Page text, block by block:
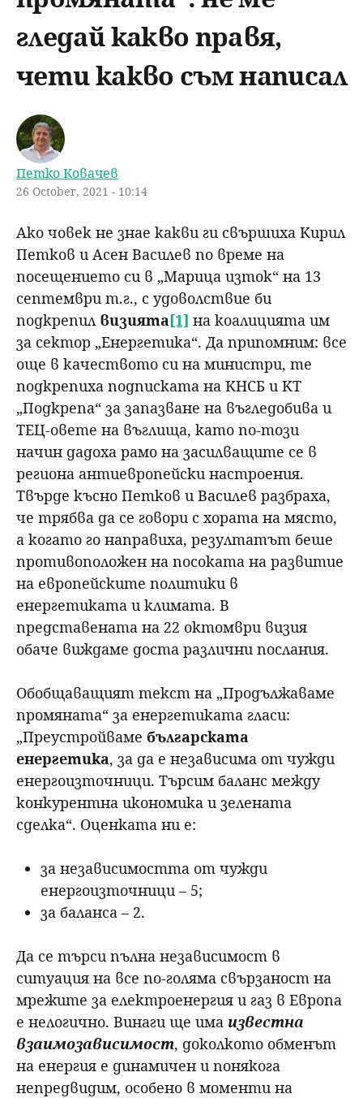
н
ю
ъ
р
е
н
е
u
гледай какво правя,
чети какво съм написал
Петко Ковачев
26 October, 2021 - 10:14
Ако човек не знае какви ги свършиха Кирил
Петков и Асен Василев по време на
посещението си в „Марица изток“ на 13
септември т.г., с удоволствие би
подкрепил визията[1] на коалицията им
за сектор „Енергетика“. Да припомним: все
още в качеството си на министри, те
подкрепиха подписката на КНСБ и КТ
„Подкрепа“ за запазване на въгледобива и
ТЕЦ-овете на въглища, като по-този
начин дадоха рамо на засилващите се в
региона антиевропейски настроения.
Твърде късно Петков и Василев разбраха,
че трябва да се говори с хората на място,
а когато го направиха, резултатът беше
противоположен на посоката на развитие
на европейските политики в
енергетиката и климата. В
представената на 22 октомври визия
обаче виждаме доста различни послания.
Обобщаващият текст на „Продължаваме
промяната“ за енергетиката гласи:
„Преустройваме българската
енергетика, за да е независима от чужди
енергоизточници. Търсим баланс между
конкурентна икономика и зелената
сделка“. Оценката ни е:
за независимостта от чужди
енергоизточници – 5;
за баланса – 2.
Да се търси пълна независимост в
ситуация на все по-голяма свързаност на
мрежите за електроенергия и газ в Европа
е нелогично. Винаги ще има известна
взаимозависимост, доколкото обменът
на енергия е динамичен и понякога
непредвидим, особено в моменти на